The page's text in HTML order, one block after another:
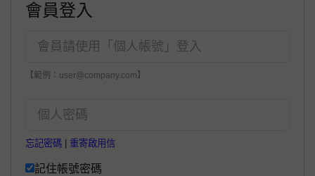
會員登入
【範例：user@company.com】
忘記密碼 重寄啟用信
記住帳號密碼